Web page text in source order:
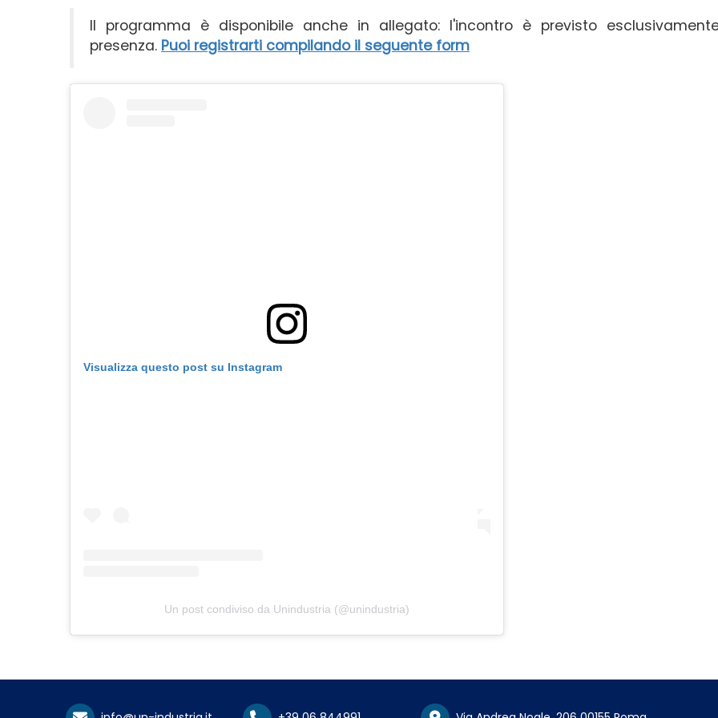
Il programma è disponibile anche in allegato: l'incontro è previsto
presenza. Puoi registrarti compilando il seguente form
Visualizza questo post su Instagram
Un post condiviso da Unindustria (@unindustria)